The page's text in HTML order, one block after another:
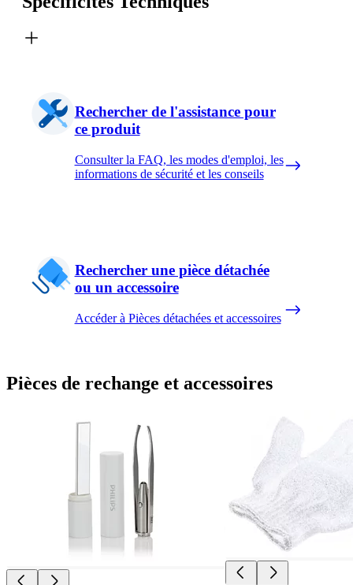
Rechercher de l'assistance pour
ce produit
Consulter la FAQ, les modes d'emploi, les
informations de sécurité et les conseils
Rechercher une pièce détachée
ou un accessoire
Accéder à Pièces détachées et accessoires
Pièces de rechange et accessoires